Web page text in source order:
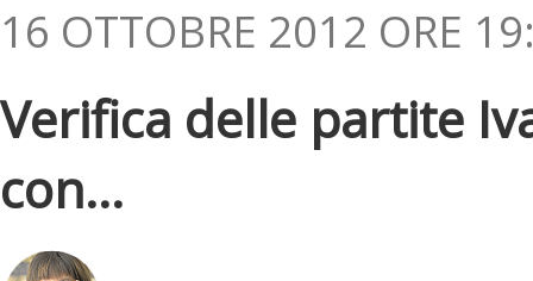
16 OTTOBRE 2012 ORE
Verifica delle partite
con...